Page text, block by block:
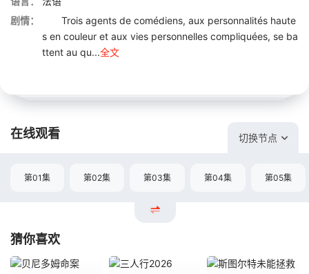
剧情：
Trois agents de comédiens, aux personnalités haute
s en couleur et aux vies personnelles compliquées, se ba
ttent au qu...全文
在线观看 切换节点
第01集 第02集 第03集 第04集 第05集
猜你喜欢